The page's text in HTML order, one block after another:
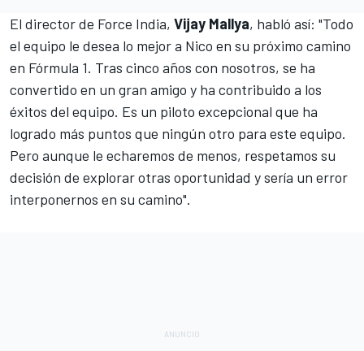
El director de Force India, Vijay Mallya, habló así: "Todo
el equipo le desea lo mejor a Nico en su próximo camino
en Fórmula 1. Tras cinco años con nosotros, se ha
convertido en un gran amigo y ha contribuido a los
éxitos del equipo. Es un piloto excepcional que ha
logrado más puntos que ningún otro para este equipo.
Pero aunque le echaremos de menos, respetamos su
decisión de explorar otras oportunidad y sería un error
interponernos en su camino".